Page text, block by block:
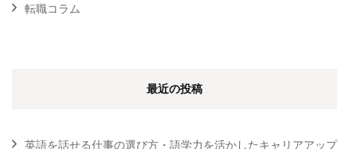
転職コラム
最近の投稿
英語を話せる仕事の選び方・語学力を活かしたキャリアアップ